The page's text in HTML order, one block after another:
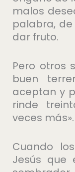
malos
palabra,
dar fruto.
Pero otros
buen
aceptan y
rinde
veces
Cuando
Jesús que